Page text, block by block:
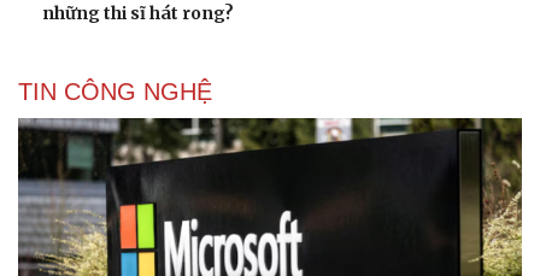
những thi sĩ hát rong?
TIN CÔNG NGHỆ